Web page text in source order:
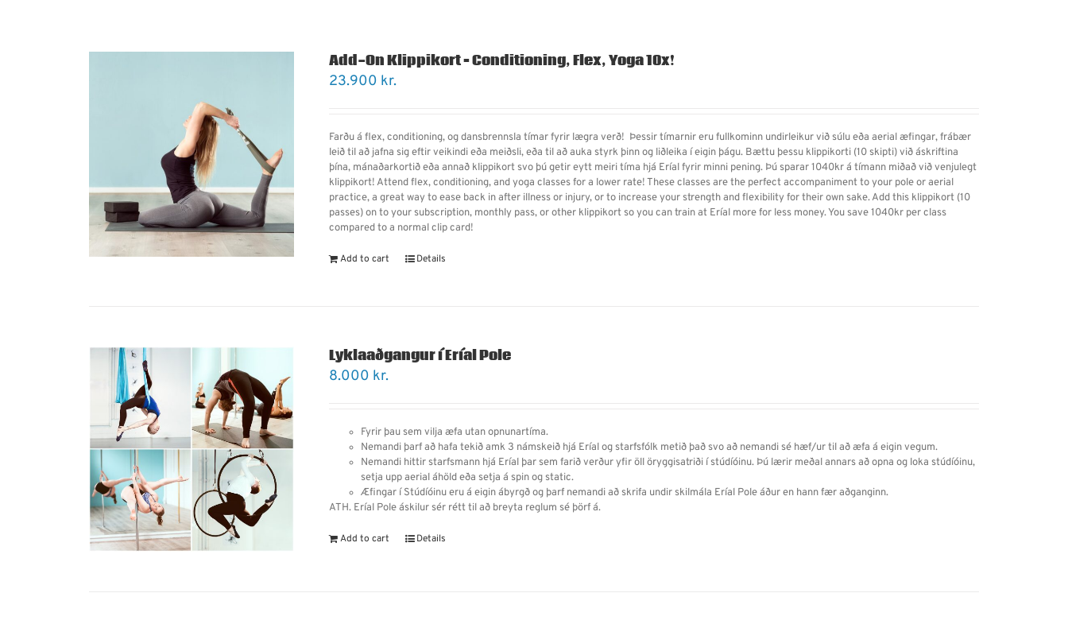
Add-On Klippikort – Conditioning, Flex, Yoga 10x!
23.900 kr.
Farðu á flex, conditioning, og dansbrennsla tímar fyrir lægra verð! Þessir tímarnir eru fullkominn undirleikur við súlu eða aerial æfingar, frábær
leið til að jafna sig eftir veikindi eða meiðsli, eða til að auka styrk þinn og liðleika í eigin þágu. Bættu þessu klippikorti (10 skipti) við áskriftina
þína, mánaðarkortið eða annað klippikort svo þú getir eytt meiri tíma hjá Eríal fyrir minni pening. Þú sparar 1040kr á tímann miðað við venjulegt
klippikort! Attend flex, conditioning, and yoga classes for a lower rate! These classes are the perfect accompaniment to your pole or aerial
practice, a great way to ease back in after illness or injury, or to increase your strength and flexibility for their own sake. Add this klippikort (10
passes) on to your subscription, monthly pass, or other klippikort so you can train at Eríal more for less money. You save 1040kr per class
compared to a normal clip card!
Add to cart Details
Lyklaaðgangur í Eríal Pole
8.000 kr.
Fyrir þau sem vilja æfa utan opnunartíma.
Nemandi þarfað hafa tekið amk 3 námskeið hjá Eríal og starfsfólk metið það svo að nemandi sé hæf/ur til að æfa á eigin vegum.
Nemandi hittir starfsmann hjá Eríal þar sem farið verður yfir öll öryggisatriði í stúdíóinu. Þú lærir meðal annarsaðopna og loka stúdíóinu,
setja upp aerial áhöld eða setja á spin og static.
Æfingar í Stúdíóinu eru á eigin ábyrgð og þarf nemandiað skrifa undir skilmála Eríal Pole áður en hann fær aðganginn.
ATH. Eríal Pole áskilur sér rétt til að breyta reglum sé þörf á.
Add to cart Details